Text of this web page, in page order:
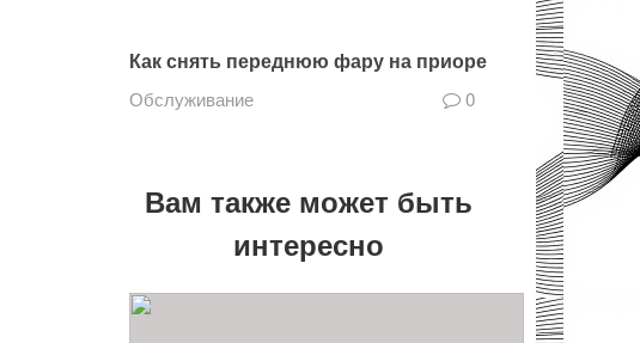
Как снять переднюю фару на приоре
Обслуживание 0
Вам также может быть
интересно